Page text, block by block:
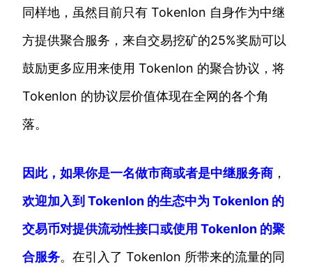
同样地，虽然目前只有 Tokenlon 自身作为中继
方提供聚合服务，来自交易挖矿的25%奖励可以
鼓励更多应用来使用 Tokenlon 的聚合协议，将
Tokenlon 的协议层价值体现在全网的各个角
落。
因此，如果你是一名做市商或者是中继服务商 ，
欢迎加入到 Tokenlon 的生态中为 Tokenlon 的
交易币对提供流动性接口或使用 Tokenlon 的聚
合服务。在引入了 Tokenlon 所带来的流量的同